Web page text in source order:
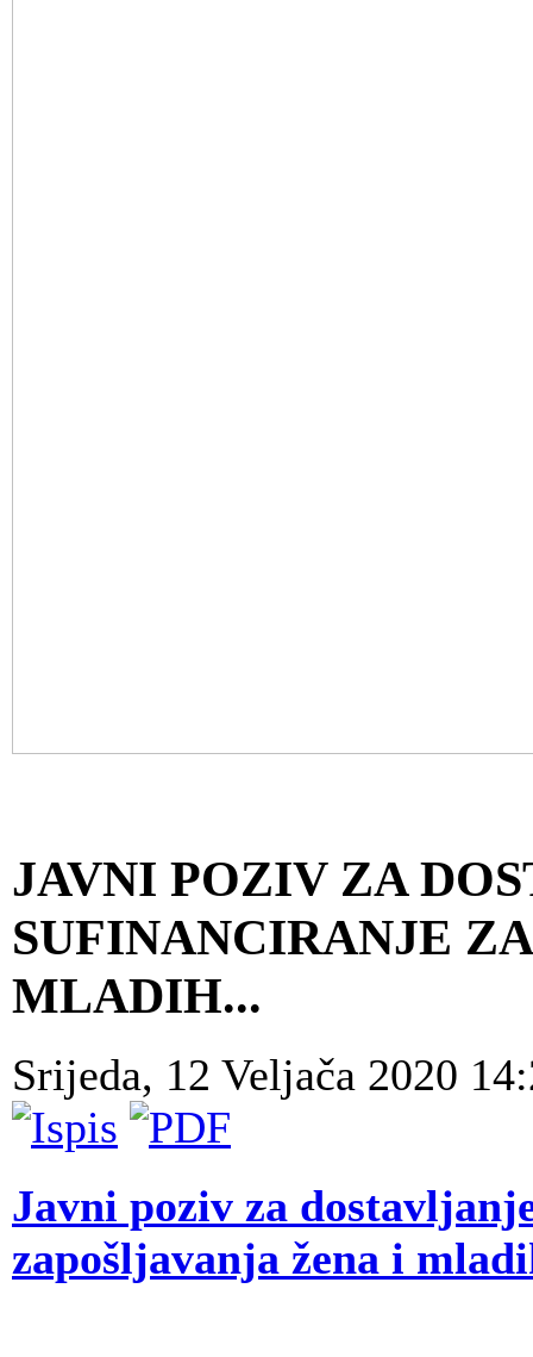
JAVNI POZIV ZA
SUFINANCIRANJE
MLADIH...
Srijeda, 12 Veljača 2020
Javni poziv za
zapošljavanja žena i